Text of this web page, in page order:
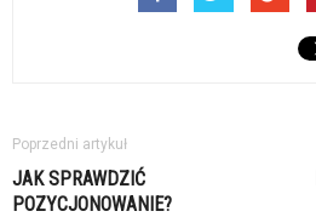
Poprzedni artykuł
JAK SPRAWDZIĆ
POZYCJONOWANIE?